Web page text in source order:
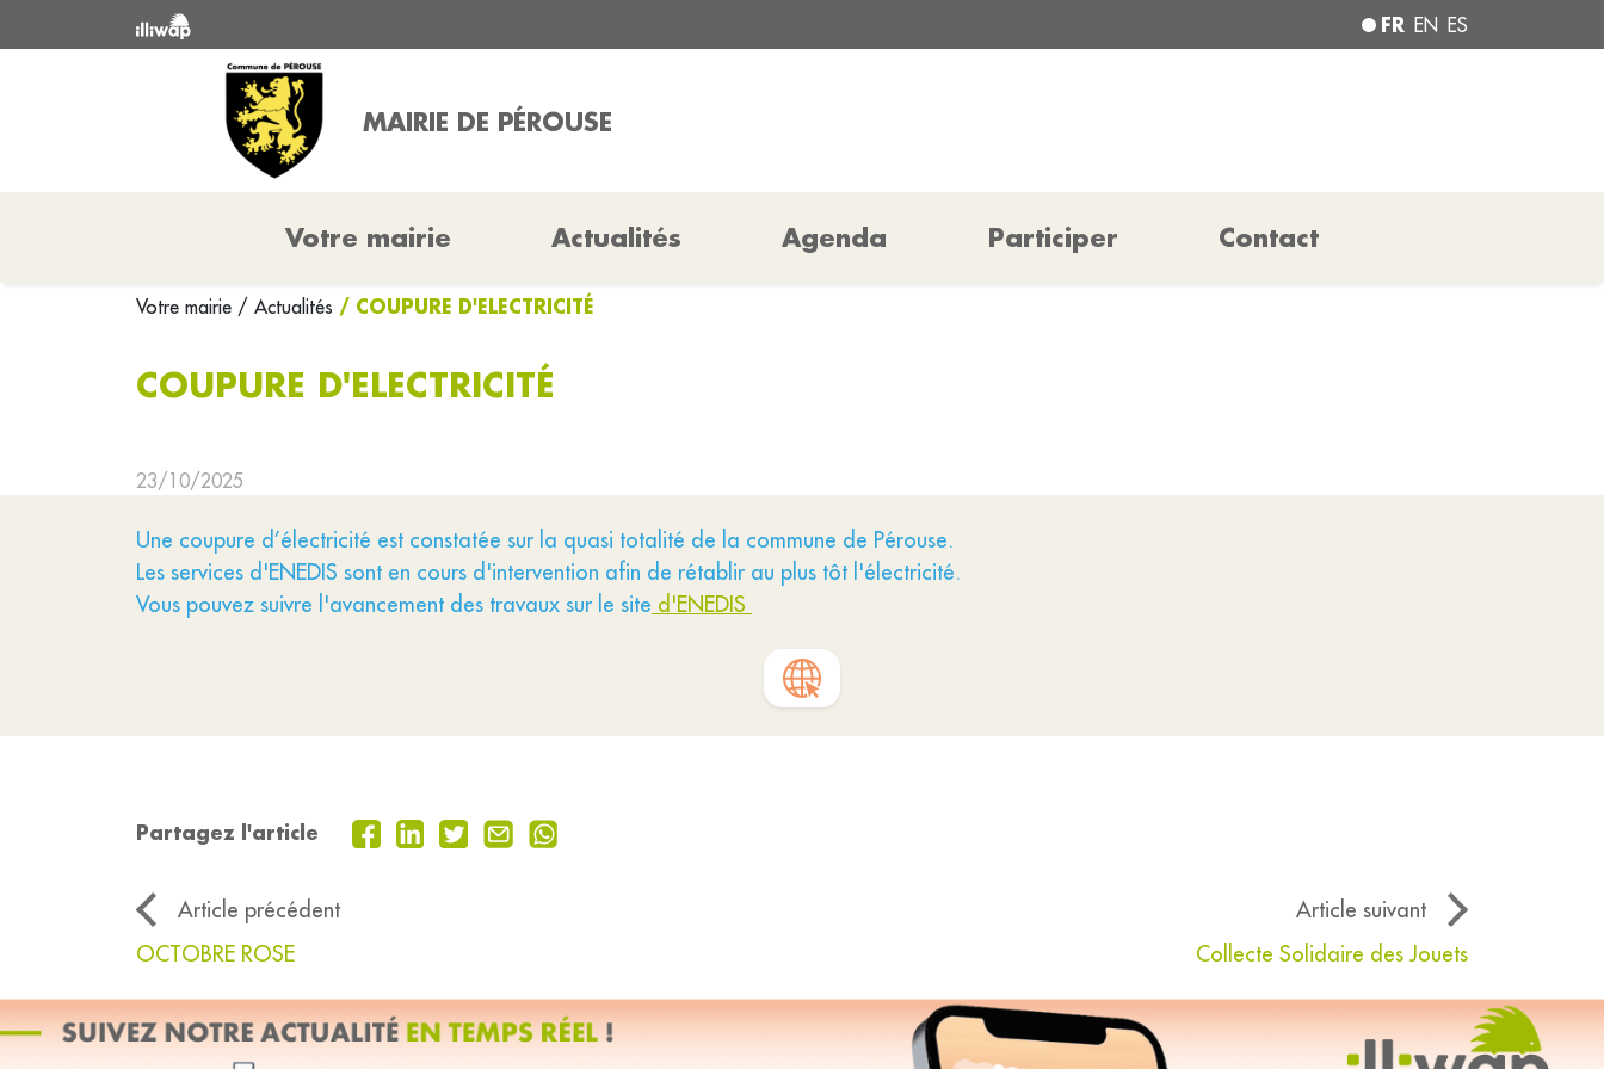
FR EN ES
MAIRIE DE PÉROUSE
Votre mairie Actualités Agenda Participer Contact
Votre mairie / Actualités / COUPURE D'ELECTRICITÉ
COUPURE D'ELECTRICITÉ
23/10/2025
Une coupure d’électricité est constatée sur la quasi totalité de la commune de Pérouse.
Les services d'ENEDIS sont en cours d'intervention afin de rétablir au plus tôt l'électricité.
Vous pouvez suivre l'avancement des travaux sur le site d'ENEDIS
Partagez l'article
Article précédent
Article suivant
OCTOBRE ROSE
Collecte Solidaire des Jouets